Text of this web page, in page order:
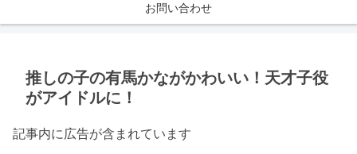
お問い合わせ
推しの子の有馬かながかわいい！天才子役
がアイドルに！
記事内に広告が含まれています